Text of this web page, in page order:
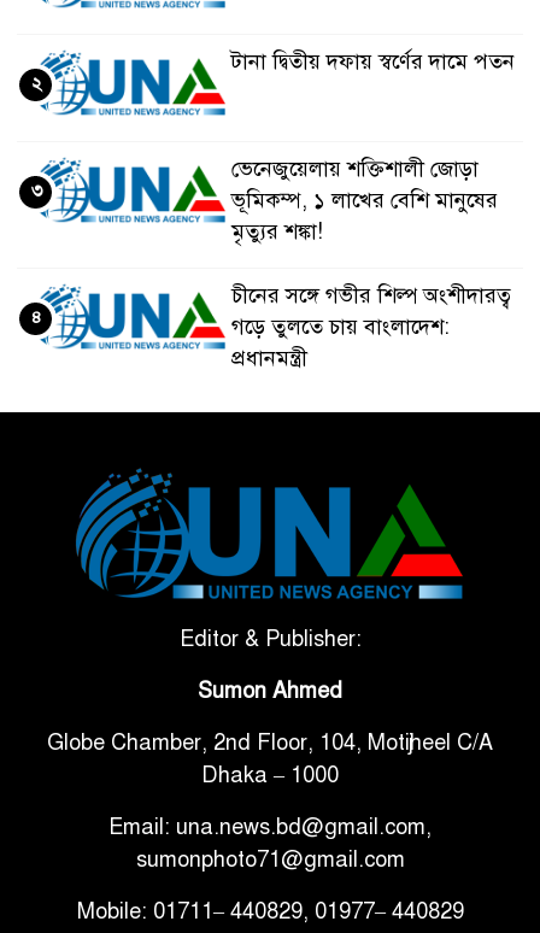
টানা দ্বিতীয় দফায় স্বর্ণের দামে পতন
২
ভেনেজুয়েলায় শক্তিশালী জোড়া
ভূমিকম্প, ১ লাখের বেশি মানুষের
মৃত্যুর শঙ্কা!
৩
চীনের সঙ্গে গভীর শিল্প অংশীদারত্ব
গড়ে তুলতে চায় বাংলাদেশ:
প্রধানমন্ত্রী
৪
টানা ৩ ম্যাচে গোল ভিনির, ইতিহাস
বলছে বিশ্বকাপ জিতবে ব্রাজিল
সরকারি ৩শ কেজি বই বিক্রির
গাড়ি বিক্রির পর মালিকানা
পরিবর্তনে কঠোর নির্দেশনা
আ.লীগ ও বিএনপির বিরুদ্ধে
নাহিদ
Editor & Publisher:
Sumon Ahmed
Globe Chamber, 2nd Floor, 104, Motijheel C/A
Dhaka – 1000
Email: una.news.bd@gmail.com,
sumonphoto71@gmail.com
Mobile: 01711– 440829, 01977– 440829